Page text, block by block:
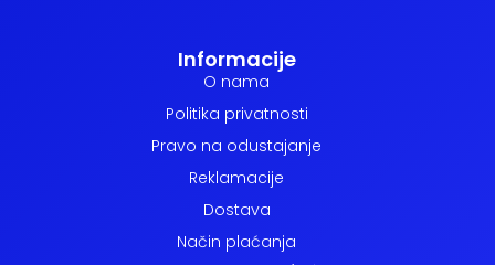
Informacije
O nama
Politika privatnosti
Pravo na odustajanje
Reklamacije
Dostava
Način plaćanja